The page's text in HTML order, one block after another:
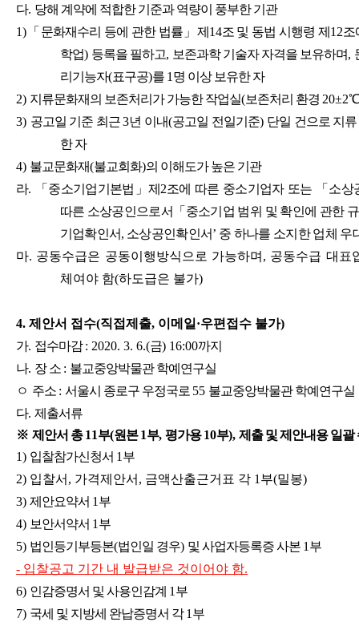
다. 당해 계약에 적합한 기준과 역량이 풍부한 기관
1) 「 문화재수리 등에 관한 법률」 제 14조 및 동법 시행령 제 12조
학업) 등록을 필하고, 보존과학 기술자 자격을 보유하며,
리기능자(표구공)를 1 명 이상 보유한 자
2) 지류문화재의 보존처리가 가능한 작업실(보존처리 환경 20±2
3) 공고일 기준 최근3년 이내(공고일 전일기준) 단일 건으로 지
한 자
4) 불교문화재(불교회화)의 이해도가 높은 기관
라. 「 중소기업기본법 」제 2조에 따른 중소기업자 또는 「 소상
따른 소상공인으로서
「 중소기업 범위 및 확인에 관한
기업확인서, 소상공인확인서’ 중 하나를 소지한 업체 우
마. 공동수급은 공동이행방식으로 가능하며 , 공동수급 대표
체여야 함(하도급은 불가)
4. 제안서 접수(직접제출, 이메일 ·우편접수 불가)
가. 접수마감: 2020. 3. 6.(금) 16:00까지
나. 장 소 : 불교중앙박물관 학예연구실
ㅇ 주소 : 서울시 종로구 우정국로 55 불교중앙박물관 학예연구실
다. 제출서류
※ 제안서 총11부(원본1부, 평가용10부), 제출 및 제안내용 일괄
1) 입찰참가신청서 1 부
2) 입찰서 , 가격제안서 , 금액산출근거표 각 1 부(밀봉)
3) 제안요약서 1 부
4) 보안서약서 1 부
5) 법인등기부등본(법인일 경우) 및 사업자등록증 사본 1 부
- 입찰공고 기간 내 발급받은 것이어야 함.
6) 인감증명서 및 사용인감계 1 부
7) 국세 및 지방세 완납증명서 각1 부